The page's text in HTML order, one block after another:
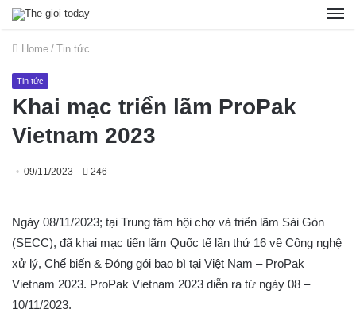
Home / Tin tức
Tin tức
Khai mạc triển lãm ProPak
Vietnam 2023
09/11/2023 246
Ngày 08/11/2023; tại Trung tâm hội chợ và triển lãm Sài Gòn
(SECC), đã khai mạc tiển lãm Quốc tế lần thứ 16 về Công nghệ
xử lý, Chế biến & Đóng gói bao bì tại Việt Nam – ProPak
Vietnam 2023. ProPak Vietnam 2023 diễn ra từ ngày 08 –
10/11/2023.